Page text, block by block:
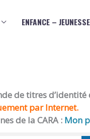
ENFANCE – JEUNESSE
de titres
par Internet.
de la CARA : Mon